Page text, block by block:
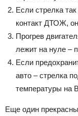
Если стрелка
контакт ДТОЖ,
Прогрев
лежит на нуле –
Если
авто – стрелка
температуры на
Еще один